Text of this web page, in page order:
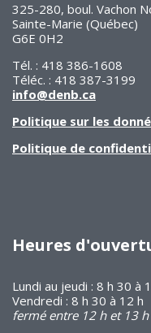
325-280, boul. Vachon
Sainte-Marie (Québec)
G6E 0H2
Tél. : 418 386-1608
Téléc. : 418 387-3199
info@denb.ca
Politique sur les
Politique de
Heures
Lundi au jeudi : 8 h 30 à
Vendredi : 8 h 30 à 12 h
fermé entre 12 h et 13 h